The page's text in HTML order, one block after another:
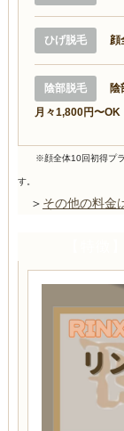
ひげ脱毛 顔
陰部脱毛
陰
月々1,800円〜OK
※顔全体10回初得プラ
す。
＞ その他の料金